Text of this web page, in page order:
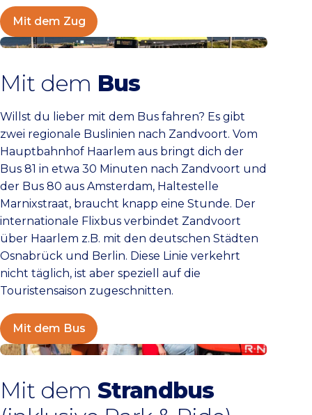
Mit dem Zug
Mit dem Bus
Mit dem Bus
Willst du lieber mit dem Bus fahren? Es gibt
zwei regionale Buslinien nach Zandvoort. Vom
Hauptbahnhof Haarlem aus bringt dich der
Bus 81 in etwa 30 Minuten nach Zandvoort und
der Bus 80 aus Amsterdam, Haltestelle
Marnixstraat, braucht knapp eine Stunde. Der
internationale Flixbus verbindet Zandvoort
über Haarlem z.B. mit den deutschen Städten
Osnabrück und Berlin. Diese Linie verkehrt
nicht täglich, ist aber speziell auf die
Touristensaison zugeschnitten.
Mit dem Bus
Weitere Informationen zum Strandbus
Mit dem Strandbus